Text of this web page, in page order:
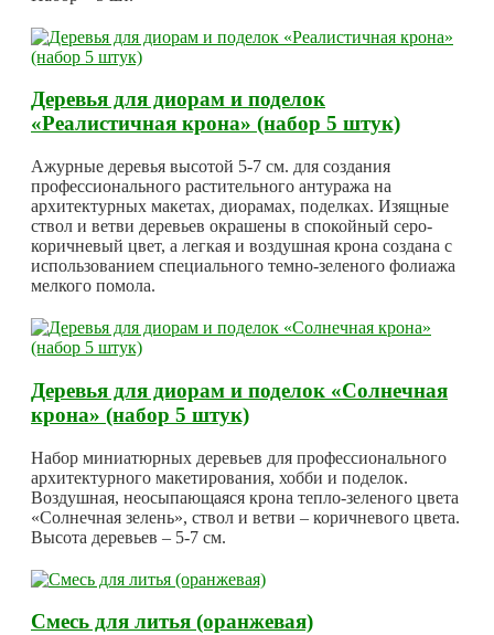
Деревья для диорам и поделок
«Реалистичная крона» (набор 5 штук)
Ажурные деревья высотой 5-7 см. для создания
профессионального растительного антуража на
архитектурных макетах, диорамах, поделках. Изящные
ствол и ветви деревьев окрашены в спокойный серо-
коричневый цвет, а легкая и воздушная крона создана с
использованием специального темно-зеленого фолиажа
мелкого помола.
Деревья для диорам и поделок «Солнечная
крона» (набор 5 штук)
Набор миниатюрных деревьев для профессионального
архитектурного макетирования, хобби и поделок.
Воздушная, неосыпающаяся крона тепло-зеленого цвета
«Солнечная зелень», ствол и ветви – коричневого цвета.
Высота деревьев – 5-7 см.
Смесь для литья (оранжевая)